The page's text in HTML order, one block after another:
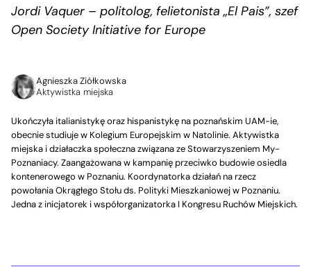
Jordi Vaquer – politolog, felietonista „El Pais”, szef
Open Society Initiative for Europe
Agnieszka Ziółkowska
Aktywistka miejska
Ukończyła italianistykę oraz hispanistykę na poznańskim UAM-ie,
obecnie studiuje w Kolegium Europejskim w Natolinie. Aktywistka
miejska i działaczka społeczna związana ze Stowarzyszeniem My-
Poznaniacy. Zaangażowana w kampanię przeciwko budowie osiedla
kontenerowego w Poznaniu. Koordynatorka działań na rzecz
powołania Okrągłego Stołu ds. Polityki Mieszkaniowej w Poznaniu.
Jedna z inicjatorek i współorganizatorka I Kongresu Ruchów Miejskich.